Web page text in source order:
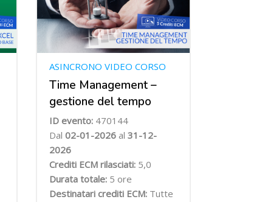
Time Management –
gestione del tempo
ASINCRONO VIDEO CORSO
ID evento: 470144
Dal 02-01-2026 al 31-12-
2026
Crediti ECM rilasciati: 5,0
Durata totale: 5 ore
Destinatari crediti ECM: Tutte